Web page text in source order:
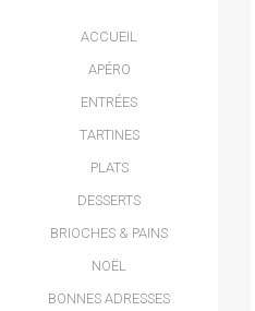
ACCUEIL
APÉRO
ENTRÉES
TARTINES
PLATS
DESSERTS
BRIOCHES & PAINS
NOËL
BONNES ADRESSES